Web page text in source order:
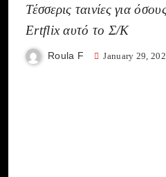
Τέσσερις ταινίες για
Ertflix αυτό το Σ/Κ
Roula F January 29,